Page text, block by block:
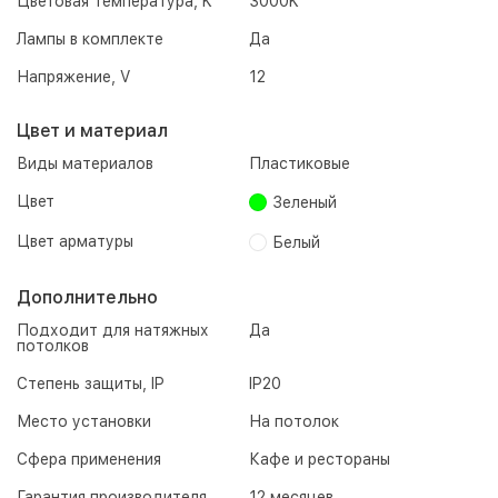
Лампы в комплекте Да
Напряжение, V 12
Цвет и материал
Виды материалов Пластиковые
Цвет Зеленый
Цвет арматуры Белый
Дополнительно
Подходит для натяжных
потолков
Да
Степень защиты, IP IP20
Место установки На потолок
Сфера применения Кафе и рестораны